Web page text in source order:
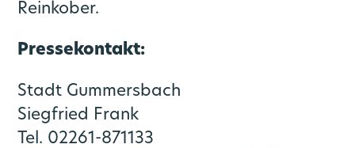
Reinkober.
Pressekontakt:
Stadt Gummersbach
Siegfried Frank
Tel. 02261-871133